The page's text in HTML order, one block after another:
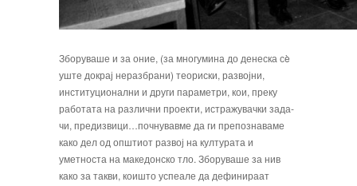
Зборуваше и за оние, (за многумина до дене­ска сè
уште докрај неразбрани) теориски, развојни,
институционални и други параметри, кои, преку
работата на различни проекти, истражувачки зада­
чи, предизвици…почнувавме да ги препознаваме
како дел од општиот развој на културата и
уметноста на македонско тло. Зборуваше за нив
како за такви, коишто успеале да дефинираат